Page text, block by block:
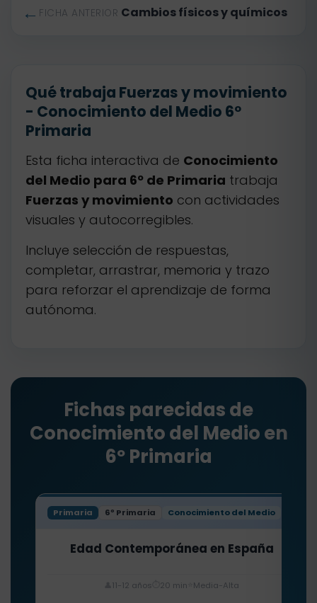
← FICHA ANTERIOR Cambios físicos y químicos
Qué trabaja Fuerzas y movimiento
- Conocimiento del Medio 6º
Primaria
Esta ficha interactiva de Conocimiento
del Medio para 6º de Primaria trabaja
Fuerzas y movimiento con actividades
visuales y autocorregibles.
Incluye selección de respuestas,
completar, arrastrar, memoria y trazo
para reforzar el aprendizaje de forma
autónoma.
Fichas parecidas de
Conocimiento del Medio en
6º Primaria
Primaria 6º Primaria Conocimiento del Medio
Edad Contemporánea en España
11-12 años 20 min Media-Alta